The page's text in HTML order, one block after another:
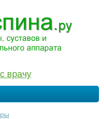
врачу